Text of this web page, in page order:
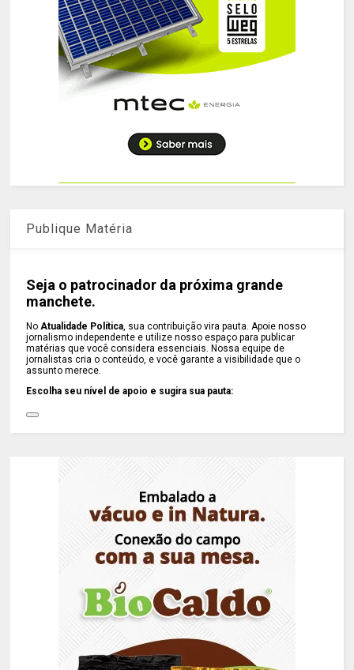
Publique Matéria
Seja o patrocinador da próxima grande
manchete.
NoAtualidade Política, sua contribuição vira pauta. Apoie nosso
jornalismo independente e utilize nosso espaço para publicar
matérias que você considera essenciais. Nossa equipe de
jornalistas cria o conteúdo, e você garante a visibilidade que o
assunto merece.
Escolha seu nível de apoio e sugira sua pauta: